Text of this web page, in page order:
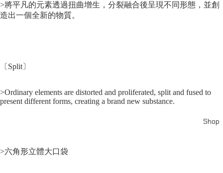
Shop
>將平凡的元素透過扭曲增生，分裂融合後呈現不同形態，並創
造出一個全新的物質。
〔Split〕
>Ordinary elements are distorted and proliferated, split and fused to
present different forms, creating a brand new substance.
>六角形立體大口袋